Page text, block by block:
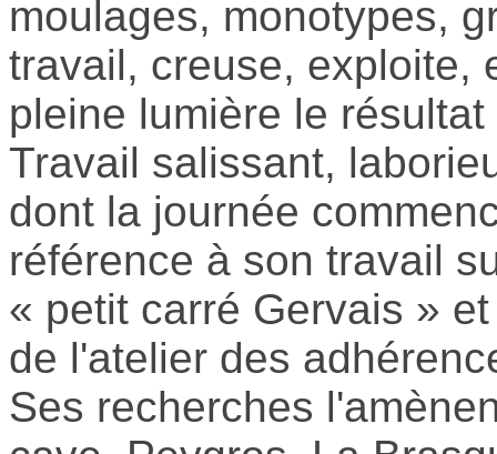
moulages, monotypes,
travail, creuse, exploite,
pleine lumière le
Travail salissant,
dont la journée
référence à son travail
« petit carré Gervais »
de l'atelier des
Ses recherches